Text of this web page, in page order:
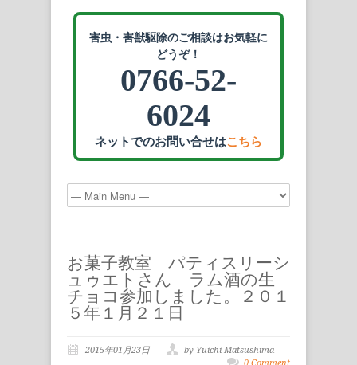
害虫・害獣駆除のご相談はお気軽に
どうぞ！
0766-52-
6024
ネットでのお問い合せはこちら
お菓子教室 パティスリーシ
ュゥエトさん ラム酒の生
チョコ参加しました。２０１
５年１月２１日
2015年01月23日
by Yuichi Matsushima